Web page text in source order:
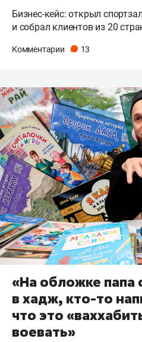
Бизнес-кейс: открыл
и собрал клиентов из 20
Комментарии 13
«На обложке папа
в хадж, кто-то
что это
воевать»